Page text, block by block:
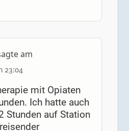
am
23:04
mit Opiaten
Ich hatte auch
Stunden auf Station